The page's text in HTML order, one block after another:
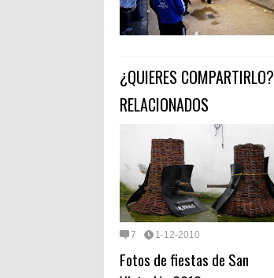
¿QUIERES COMPARTIRLO?
RELACIONADOS
7 1-12-2010
Fotos de fiestas de San